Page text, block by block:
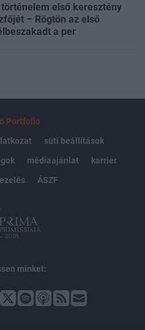
első keresztény
– Rögtön az első
a per
Portfolio
süti beállítások
médiaajánlat
karrier
ÁSZF
minket: